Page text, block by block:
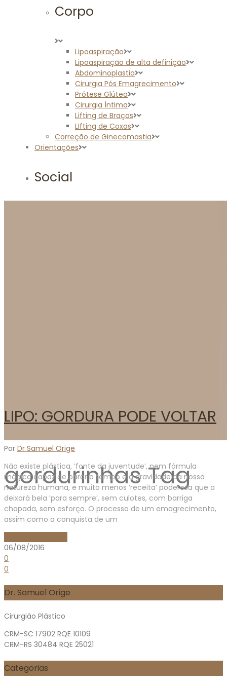
Corpo
Lipoaspiração
Lipoaspiração de alta definição
Abdominoplastia
Cirurgia Pós Emagrecimento
Prótese Glútea
Cirurgia Íntima
Lifting de Braços
LIfting de Coxas
Correção de Ginecomastia
Orientações
Social
gordurinhas Tag
LIPO: GORDURA PODE VOLTAR
Por Dr Samuel Orige
Não existe plástica, ‘fonte da juventude’, nem fórmula
mágica capaz de parar o tempo e a gravidade da nossa
natureza humana, e muito menos ‘receita’ poderosa que a
deixará bela ‘para sempre’, sem culotes, com barriga
chapada, sem esforço. O processo de um emagrecimento,
assim como a conquista de um
06/08/2016
0
0
Dr. Samuel Orige
Cirurgião Plástico
CRM-SC 17902 RQE 10109
CRM-RS 30484 RQE 25021
Categorias